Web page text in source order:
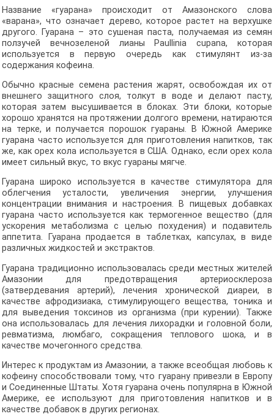
Название «гуарана» происходит от Амазонского слова
«варана», что означает дерево, которое растет на верхушке
другого. Гуарана – это сушеная паста, получаемая из семян
ползучей вечнозеленой лианы Paullinia cupana, которая
используется в первую очередь как стимулянт из-за
содержания кофеина.
Обычно красные семена растения жарят, освобождая их от
внешнего защитного слоя, толкут в воде и делают пасту,
которая затем высушивается в блоках. Эти блоки, которые
хорошо хранятся на протяжении долгого времени, натираются
на терке, и получается порошок гуараны. В Южной Америке
гуарана часто используется для приготовления напитков, так
же, как орех кола используется в США. Однако, если орех кола
имеет сильный вкус, то вкус гуараны мягче.
Гуарана широко используется в качестве стимулятора для
облегчения усталости, увеличения энергии, улучшения
концентрации внимания и настроения. В пищевых добавках
гуарана часто используется как термогенное вещество (для
ускорения метаболизма с целью похудения) и подавитель
аппетита. Гуарана продается в таблетках, капсулах, в виде
различных жидкостей и экстрактов.
Гуарана традиционно использовалась среди местных жителей
Амазонии для предотвращения артериосклероза
(затвердевания артерий), лечения хронической диареи, в
качестве афродизиака, стимулирующего вещества, тоника и
для выведения токсинов из организма (при курении). Также
она использовалась для лечения лихорадки и головной боли,
ревматизма, люмбаго, сокращения теплового шока, и в
качестве мочегонного средства.
Интерес к продуктам из Амазонии, а также всеобщая любовь к
кофеину способствовали тому, что гуарану привезли в Европу
и Соединенные Штаты. Хотя гуарана очень популярна в Южной
Америке, ее используют для приготовления напитков и в
качестве добавок в других регионах.